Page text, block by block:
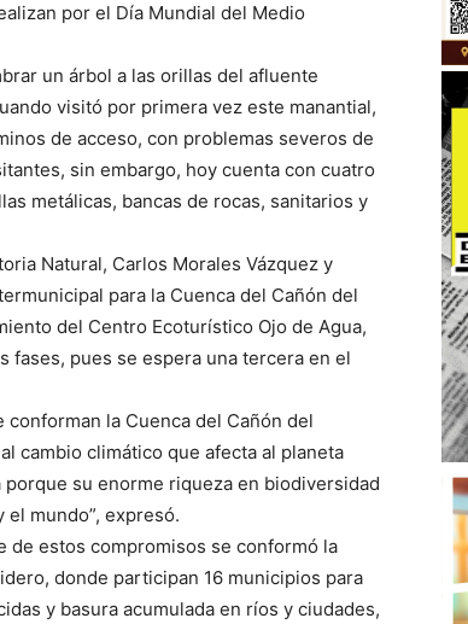
por el Día Mundial del Medio
un árbol a las orillas del afluente
visitó por primera vez este manantial,
de acceso, con problemas severos de
sin embargo, hoy cuenta con cuatro
metálicas, bancas de rocas, sanitarios y
Natural, Carlos Morales Vázquez y
para la Cuenca del Cañón del
del Centro Ecoturístico Ojo de Agua,
pues se espera una tercera en el
la Cuenca del Cañón del
cambio climático que afecta al planeta
su enorme riqueza en biodiversidad
mundo”, expresó.
de estos compromisos se conformó la
donde participan 16 municipios para
y basura acumulada en ríos y ciudades,